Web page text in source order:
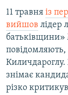
11 травня із
вийшов лідер
знімає
різко